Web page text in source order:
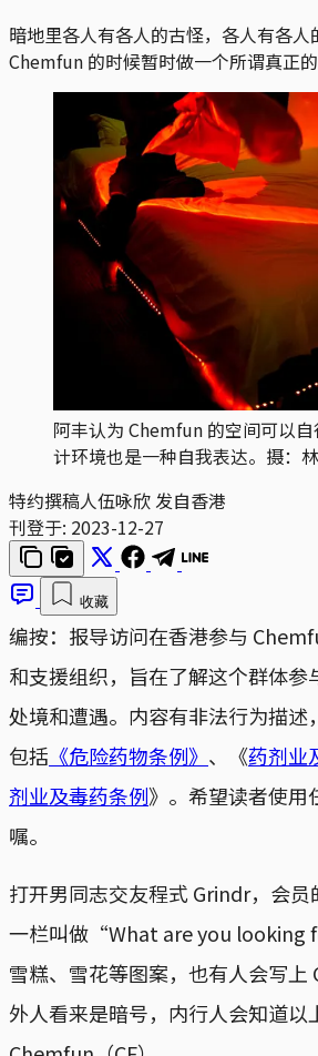
暗地里各人有各人的古怪，各人有各
Chemfun 的时候暂时做一个所谓真正的
阿丰认为 Chemfun 的空间可以
计环境也是一种自我表达。摄：
特约撰稿人伍咏欣 发自香港
刊登于: 2023-12-27
收藏
编按：报导访问在香港参与
和支援组织，旨在了解这个群体参
处境和遭遇。内容有非法行为描述
包括 《危险药物条例》 、《药剂业
剂业及毒药条例》。希望读者使用
嘱。
打开男同志交友程式 Grindr，会
一栏叫做“What are you looking
雪糕、雪花等图案，也有人会写上
外人看来是暗号，内行人会知道以